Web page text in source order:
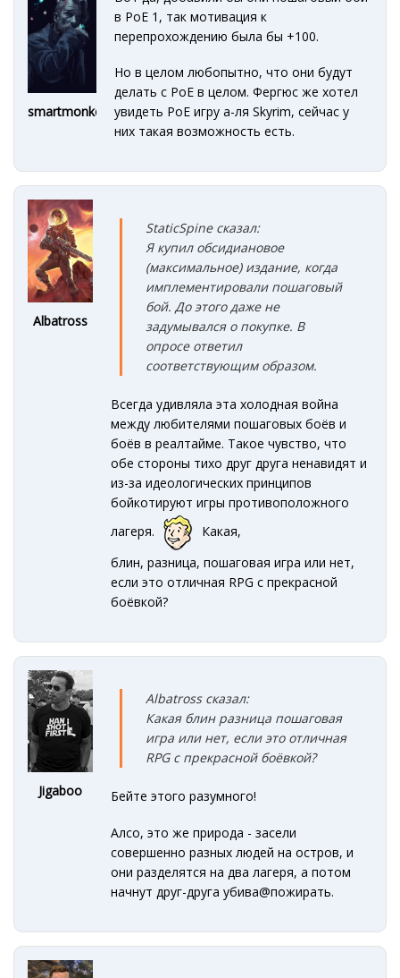
smartmonkey
в PoE 1, так мотивация к
перепрохождению была бы +100.
Но в целом любопытно, что они будут
делать с PoE в целом. Фергюс же хотел
увидеть PoE игру а-ля Skyrim, cейчас у
них такая возможность есть.
Albatross
StaticSpine сказал:
Я купил обсидиановое
(максимальное) издание, когда
имплементировали пошаговый
бой. До этого даже не
задумывался о покупке. В
опросе ответил
соответствующим образом.
Всегда удивляла эта холодная война
между любителями пошаговых боёв и
боёв в реалтайме. Такое чувство, что
обе стороны тихо друг друга ненавидят и
из-за идеологических принципов
бойкотируют игры противоположного
лагеря.
Какая,
блин, разница, пошаговая игра или нет,
если это отличная RPG c прекрасной
боёвкой?
Jigaboo
Albatross сказал:
Какаяблин разница пошаговая
игра или нет, если этоотличная
RPG c прекрасной боёвкой?
Бейте этого разумного!
Алсо, это же природа - засели
совершенно разных людей на остров, и
они разделятся на два лагеря, а потом
начнут друг-друга убива@пожирать.